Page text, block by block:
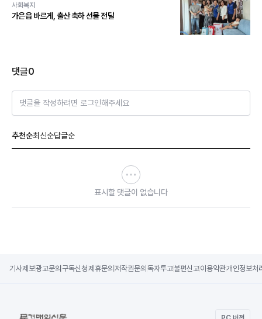
사회복지
가은읍 바르게, 출산 축하 선물 전달
댓글0
댓글을 작성하려면 로그인해주세요
추천순최신순답글순
표시할 댓글이 없습니다
기사제보광고문의 구독신청제휴문의 저작권문의 독자투고불편신고이용약관개인정보처